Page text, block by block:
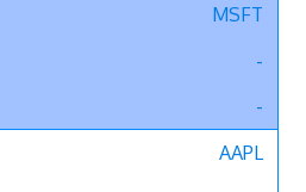
MSFT
-
-
AAPL